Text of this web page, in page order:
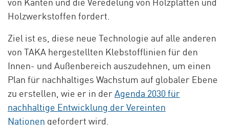
von Kanten und die Veredelung von Holzplatten und
Holzwerkstoffen fordert.
Ziel ist es, diese neue Technologie auf alle anderen
von TAKA hergestellten Klebstofflinien für den
Innen- und Außenbereich auszudehnen, um einen
Plan für nachhaltiges Wachstum auf globaler Ebene
zu erstellen, wie er in der Agenda 2030 für
nachhaltige Entwicklung der Vereinten
Nationen gefordert wird.